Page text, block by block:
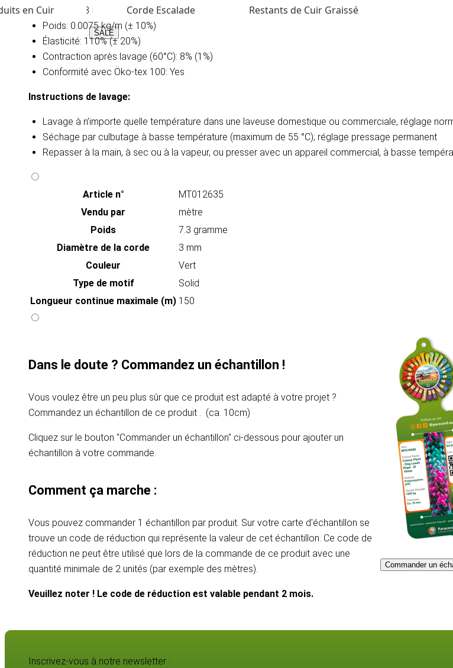
en Cuir Corde Escalade Restants de Cuir Graissé
SALE
Diaméter: 3 mm
Poids: 0.0075 kg/m (± 10%)
Élasticité: 110% (± 20%)
Contraction après lavage (60°C): 8% (1%)
Conformité avec Öko-tex 100: Yes
Instructions de lavage​:
Lavage à n’importe quelle température dans une laveuse domestique ou commerciale, réglage
Séchage par culbutage à basse température (maximum de 55 °C); réglage pressage permanent
Repasser à la main, à sec ou à la vapeur, ou presser avec un appareil commercial, à basse
Article n°
MT012635
Vendu par
mètre
Poids
7.3 gramme
Diamètre de la corde
3 mm
Couleur
Vert
Type de motif
Solid
Longueur continue maximale (m) 150
Dans le doute ? Commandez un échantillon !
Vous voulez être un peu plus sûr que ce produit est adapté à votre projet ?
Commandez un échantillon de ce produit . (ca. 10cm)
Cliquez sur le bouton "Commander un échantillon" ci-dessous pour ajouter un
échantillon à votre commande.
Comment ça marche :
Vous pouvez commander 1 échantillon par produit. Sur votre carte d'échantillon se
trouve un code de réduction qui représente la valeur de cet échantillon. Ce code de
réduction ne peut être utilisé que lors de la commande de ce produit avec une
quantité minimale de 2 unités (par exemple des mètres).
Veuillez noter ! Le code de réduction est valable pendant 2 mois.
Commander un
Inscrivez-vous à notre newsletter :